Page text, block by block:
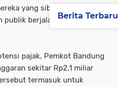
yang sibuk."Ini bukti
publik berjalan dengan baik,"
pajak, Pemkot Bandung
sekitar Rp2,1 miliar
termasuk untuk
Berita Terbaru